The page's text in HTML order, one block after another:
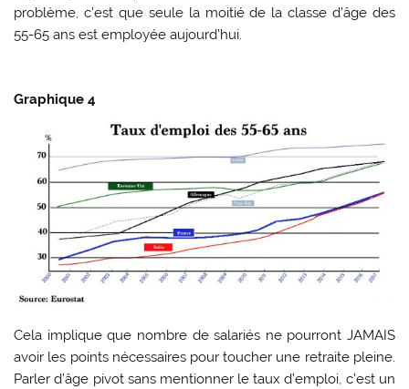
problème, c’est que seule la moitié de la classe d’âge des
55-65 ans est employée aujourd’hui.
Graphique 4
Cela implique que nombre de salariés ne pourront JAMAIS
avoir les points nécessaires pour toucher une retraite pleine.
Parler d’âge pivot sans mentionner le taux d’emploi, c’est un